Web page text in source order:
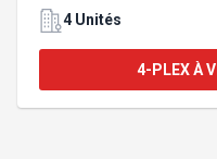
commerces, accès
services essentiels
restaurants).
*Visite des
4 Unités
4-PLEX À